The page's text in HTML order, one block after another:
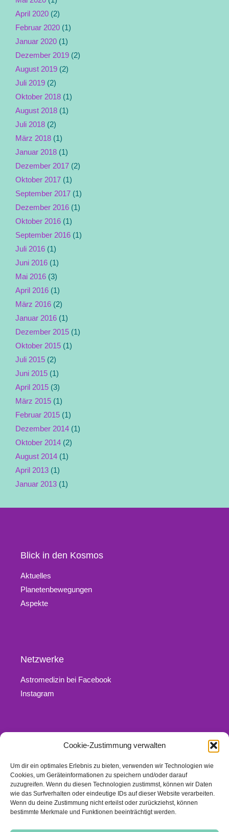
Cookie-Zustimmung verwalten
Um dir ein optimales Erlebnis zu bieten, verwenden wir Technologien wie
Cookies, um Geräteinformationen zu speichern und/oder darauf
zuzugreifen. Wenn du diesen Technologien zustimmst, können wir Daten
wie das Surfverhalten oder eindeutige IDs auf dieser Website verarbeiten.
Wenn du deine Zustimmung nicht erteilst oder zurückziehst, können
bestimmte Merkmale und Funktionen beeinträchtigt werden.
April 2020 (2)
Februar 2020 (1)
Januar 2020 (1)
Dezember 2019 (2)
August 2019 (2)
Juli 2019 (2)
Oktober 2018 (1)
August 2018 (1)
Juli 2018 (2)
März 2018 (1)
Januar 2018 (1)
Dezember 2017 (2)
Oktober 2017 (1)
September 2017 (1)
Dezember 2016 (1)
Oktober 2016 (1)
September 2016 (1)
Juli 2016 (1)
Juni 2016 (1)
Mai 2016 (3)
April 2016 (1)
März 2016 (2)
Januar 2016 (1)
Dezember 2015 (1)
Oktober 2015 (1)
Juli 2015 (2)
Juni 2015 (1)
April 2015 (3)
März 2015 (1)
Februar 2015 (1)
Dezember 2014 (1)
Oktober 2014 (2)
August 2014 (1)
April 2013 (1)
Januar 2013 (1)
Blick in den Kosmos
Aktuelles
Planetenbewegungen
Aspekte
Netzwerke
Astromedizin bei Facebook
Instagram
Rechtliches
Kontakt
Impressum
Datenschutz
Links